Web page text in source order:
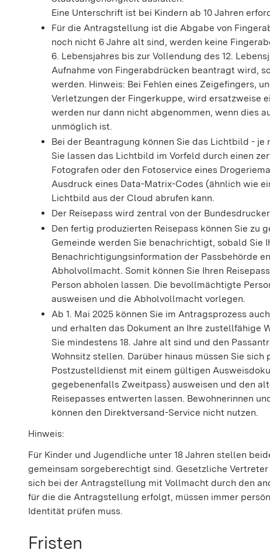
Eine Unterschrift ist bei Kindern ab 10 Jahren
Für die Antragstellung ist die Abgabe von
noch nicht 6 Jahre alt sind, werden keine
6. Lebensjahres bis zur Vollendung des 12.
Aufnahme von Fingerabdrücken beantragt wird,
werden . Hinweis: Bei Fehlen eines Zeigefingers,
Verletzungen der Fingerkuppe, wird ersatzweise
werden nur dann nicht abgenommen, wenn dies
unmöglich ist.
Bei der Beantragung können Siedas Lichtbild - je
Sie lassen das Lichtbild im Vorfeld durch einen
Fotografen oder den Fotoservice eines
Ausdruck eines Data-Matrix-Codes (ähnlich wie
Lichtbild aus der Cloud abrufen kann.
Der Reisepass wird zentral von der
Den fertig produzierten Reisepass können Sie zu
Gemeinde werden Sie benachrichtigt, sobald Sie
Benachrichtigungsinformation der Passbehörde
Abholvollmacht. Somit können Sie Ihren
Person abholen lassen. Die bevollmächtigte
ausweisen und die Abholvollmacht vorlegen.
Ab 1. Mai 2025 können Sie im Antragsprozess
und erhalten das Dokument an Ihre zustellfähige
Sie mindestens 18. Jahre alt sind und den
Wohnsitz stellen. Darüber hinaus müssen Sie
Postzustelldienst mit einem gültigen
gegebenenfalls Zweitpass) ausweisen und den
Reisepasses entwerten lassen. Bewohnerinnen
können den Direktversand-Service nicht nutzen.
Hinweis:
Für Kinder und Jugendliche unter 18 Jahren stellen
gemeinsam sorgeberechtigt sind. Gesetzliche
sich bei der Antragstellung mit Vollmacht durch den
für die die Antragstellung erfolgt, müssen immer
Identität prüfen muss.
Fristen